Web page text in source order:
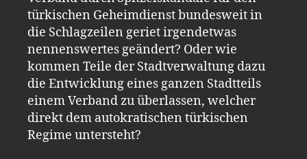
türkischen Geheimdienst bundesweit in
die Schlagzeilen geriet irgendetwas
nennenswertes geändert? Oder wie
kommen Teile der Stadtverwaltung dazu
die Entwicklung eines ganzen Stadtteils
einem Verband zu überlassen, welcher
direkt dem autokratischen türkischen
Regime untersteht?